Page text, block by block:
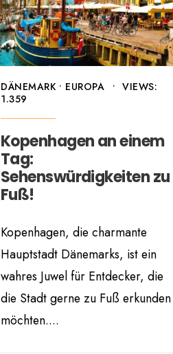
DÄNEMARK • EUROPA • VIEWS:
1.359
Kopenhagen an einem
Tag:
Sehenswürdigkeiten zu
Fuß!
Kopenhagen, die charmante
Hauptstadt Dänemarks, ist ein
wahres Juwel für Entdecker, die
die Stadt gerne zu Fuß erkunden
möchten....